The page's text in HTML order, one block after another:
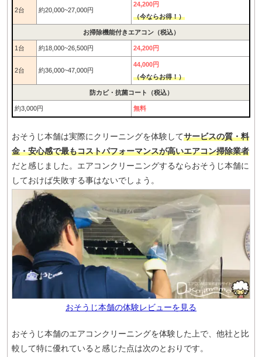
2台 約20,000~27,000円
24,200円
（今ならお得！）
お掃除機能付きエアコン（税込）
1台 約18,000~26,500円 24,200円
2台 約36,000~47,000円
44,000円
（今ならお得！）
防カビ・抗菌コート（税込）
約3,000円 無料
おそうじ本舗は実際にクリーニングを体験してサービスの質・料
金・安心感で最もコストパフォーマンスが高いエアコン掃除業者
だと感じました。エアコンクリーニングするならおそうじ本舗に
しておけば失敗する事はないでしょう。
おそうじ本舗の体験レビューを見る
おそうじ本舗のエアコンクリーニングを体験した上で、他社と比
較して特に優れていると感じた点は次のとおりです。